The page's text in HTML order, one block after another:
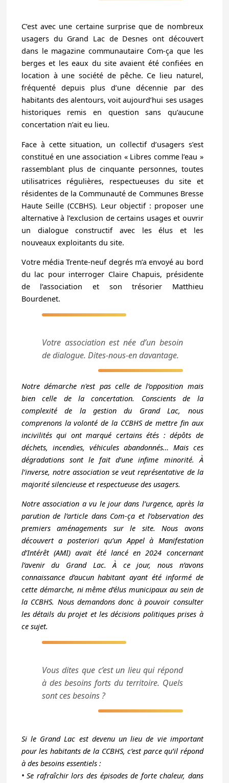
C’est avec une certaine surprise que de nombreux
usagers du Grand Lac de Desnes ont découvert
dans le magazine communautaire Com-ça que les
berges et les eaux du site avaient été confiées en
location à une société de pêche. Ce lieu naturel,
fréquenté depuis plus d’une décennie par des
habitants des alentours, voit aujourd’hui ses usages
historiques remis en question sans qu’aucune
concertation n’ait eu lieu.
Face à cette situation, un collectif d’usagers s’est
constitué en une association « Libres comme l’eau »
rassemblant plus de cinquante personnes, toutes
utilisatrices régulières, respectueuses du site et
résidentes de la Communauté de Communes Bresse
Haute Seille (CCBHS). Leur objectif : proposer une
alternative à l’exclusion de certains usages et ouvrir
un dialogue constructif avec les élus et les
nouveaux exploitants du site.
Votre média Trente-neuf degrés m’a envoyé au bord
du lac pour interroger Claire Chapuis, présidente
de l’association et son trésorier Matthieu
Bourdenet.
Votre association est née d’un besoin
de dialogue. Dites-nous-en davantage.
Notre démarche n'est pas celle de l’opposition mais
bien celle de la concertation. Conscients de la
complexité de la gestion du Grand Lac, nous
comprenons la volonté de la CCBHS de mettre fin aux
incivilités qui ont marqué certains étés : dépôts de
déchets, incendies, véhicules abandonnés… Mais ces
dégradations sont le fait d’une infime minorité. À
l’inverse, notre association se veut représentative de la
majorité silencieuse et respectueuse des usagers.
Notre association a vu le jour dans l’urgence, après la
parution de l’article dans Com-ça et l’observation des
premiers aménagements sur le site. Nous avons
découvert a posteriori qu’un Appel à Manifestation
d’Intérêt (AMI) avait été lancé en 2024 concernant
l’avenir du Grand Lac. À ce jour, nous n’avons
connaissance d’aucun habitant ayant été informé de
cette démarche, ni même d’élus municipaux au sein de
la CCBHS. Nous demandons donc à pouvoir consulter
les détails du projet et les décisions politiques prises à
ce sujet.
Vous dites que c’est un lieu qui répond
à des besoins forts du territoire. Quels
sont ces besoins ?
Si le Grand Lac est devenu un lieu de vie important
pour les habitants de la CCBHS, c’est parce qu’il répond
à des besoins essentiels :
• Se rafraîchir lors des épisodes de forte chaleur, dans